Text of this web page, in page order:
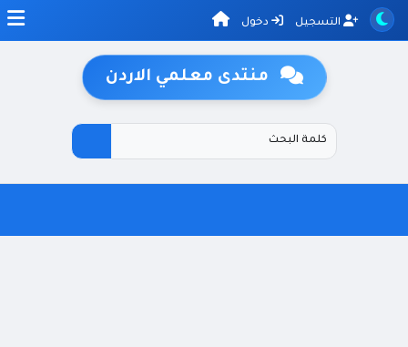
التسجيل دخول
منتدى معلمي الاردن